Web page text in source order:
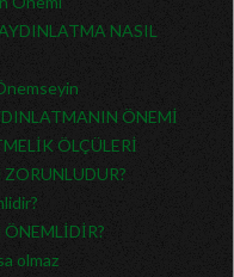
NASIL
ÖNEMİ
ÖLÇÜLERİ
ÖNEMLİDİR?
olmaz